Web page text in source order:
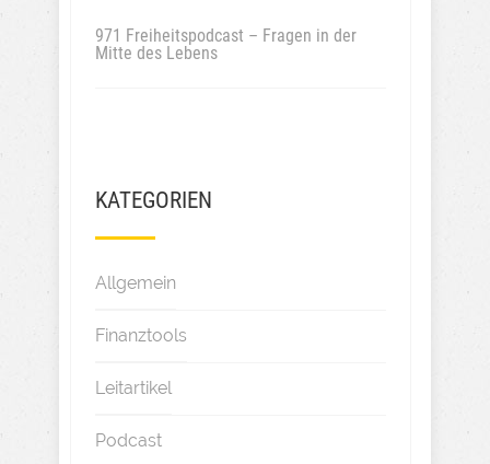
971 Freiheitspodcast – Fragen in der
Mitte des Lebens
KATEGORIEN
Allgemein
Finanztools
Leitartikel
Podcast